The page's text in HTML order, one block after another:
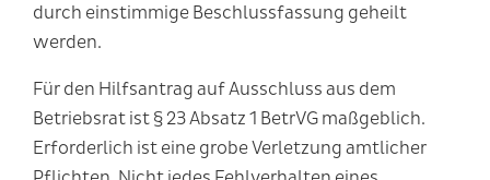
durch einstimmige Beschlussfassung geheilt
werden.
Für den Hilfsantrag auf Ausschluss aus dem
Betriebsrat ist § 23 Absatz 1 BetrVG maßgeblich.
Erforderlich ist eine grobe Verletzung amtlicher